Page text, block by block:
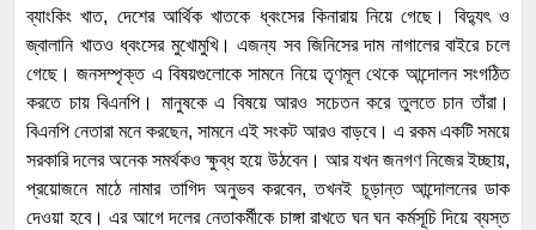
ব্যাংকিং খাত, দেশের আর্থিক খাতকে ধ্বংসের কিনারায় নিয়ে গেছে। বিদ্যুৎ ও
জ্বালানি খাতও ধ্বংসের মুখোমুখি। এজন্য সব জিনিসের দাম নাগালের বাইরে চলে
গেছে। জনসম্পৃক্ত এ বিষয়গুলোকে সামনে নিয়ে তৃণমূল থেকে আন্দোলন সংগঠিত
করতে চায় বিএনপি। মানুষকে এ বিষয়ে আরও সচেতন করে তুলতে চান তাঁরা।
বিএনপি নেতারা মনে করছেন, সামনে এই সংকট আরও বাড়বে। এ রকম একটি সময়ে
সরকারি দলের অনেক সমর্থকও ক্ষুব্ধ হয়ে উঠবেন। আর যখন জনগণ নিজের ইচ্ছায়,
প্রয়োজনে মাঠে নামার তাগিদ অনুভব করবেন, তখনই চূড়ান্ত আন্দোলনের ডাক
দেওয়া হবে। এর আগে দলের নেতাকর্মীকে চাঙ্গা রাখতে ঘন ঘন কর্মসূচি দিয়ে ব্যস্ত